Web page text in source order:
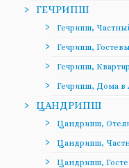
ГЕЧРИПШ
Гечрипш,
Гечрипш,
Гечрипш,
Гечрипш, Дома в
ЦАНДРИПШ
Цандрипш,
Цандрипш,
Цандрипш,